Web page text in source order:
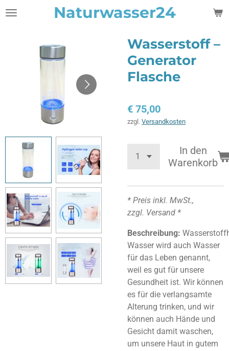
Zum
Naturwasser24
Wasserstoff –
Generator
Flasche
€ 75,00
zzgl. Versandkosten
In den
Warenkorb
* Preis inkl. MwSt.,
zzgl. Versand *
Beschreibung:
Wasser wird auch Wasser
für das Leben genannt,
weil es gut für unsere
Gesundheit ist. Wir können
es für die verlangsamte
Alterung trinken, und wir
können auch Hände und
Gesicht damit waschen,
um unsere Haut in gutem